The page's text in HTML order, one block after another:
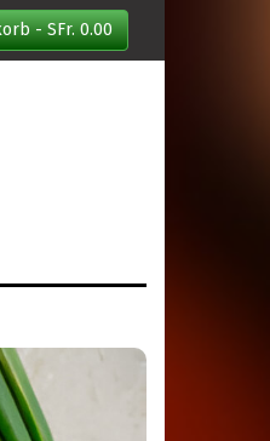
- SFr. 0.00